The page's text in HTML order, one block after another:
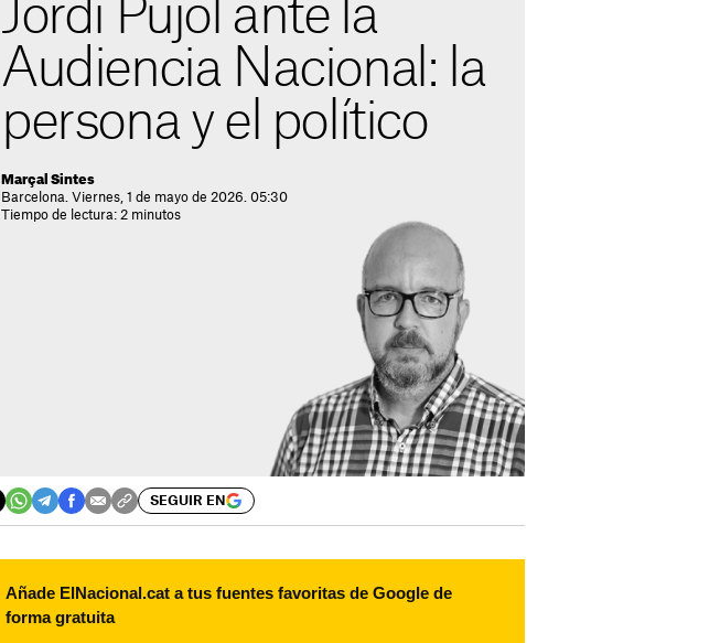
Jordi Pujol ante la
Audiencia Nacional: la
persona y el político
Marçal Sintes
Barcelona. Viernes, 1 de mayo de 2026. 05:30
Tiempo de lectura: 2 minutos
SEGUIR EN
Añade ElNacional.cat a tus fuentes favoritas de Google de
forma gratuita